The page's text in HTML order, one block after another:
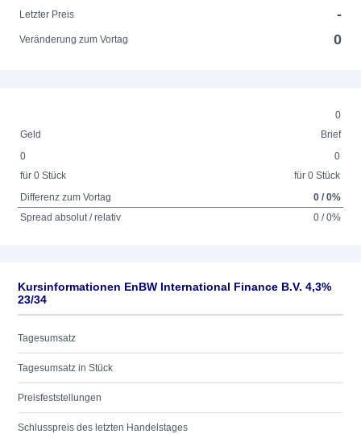
Letzter Preis
-
Veränderung zum Vortag 0
0
Geld
Brief
0
für 0 Stück
0
für 0 Stück
Differenz zum Vortag
0 / 0%
Spread absolut / relativ
0 / 0%
Kursinformationen EnBW International Finance B.V. 4,3%
23/34
Tagesumsatz
Tagesumsatz in Stück
Preisfeststellungen
Schlusspreis des letzten Handelstages